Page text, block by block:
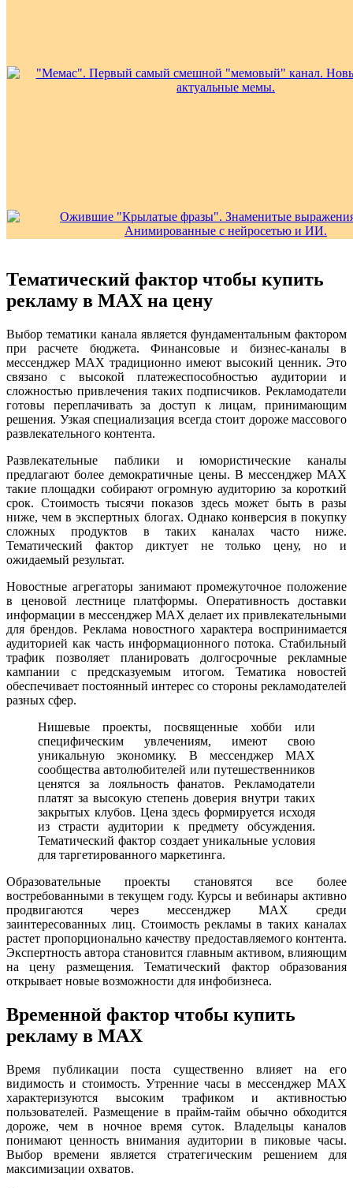
Тематический фактор чтобы купить
рекламу в MAX на цену
Выбор тематики канала является фундаментальным фактором
при расчете бюджета. Финансовые и бизнес-каналы в
мессенджер MAX традиционно имеют высокий ценник. Это
связано с высокой платежеспособностью аудитории и
сложностью привлечения таких подписчиков. Рекламодатели
готовы переплачивать за доступ к лицам, принимающим
решения. Узкая специализация всегда стоит дороже массового
развлекательного контента.
Развлекательные паблики и юмористические каналы
предлагают более демократичные цены. В мессенджер MAX
такие площадки собирают огромную аудиторию за короткий
срок. Стоимость тысячи показов здесь может быть в разы
ниже, чем в экспертных блогах. Однако конверсия в покупку
сложных продуктов в таких каналах часто ниже.
Тематический фактор диктует не только цену, но и
ожидаемый результат.
Новостные агрегаторы занимают промежуточное положение
в ценовой лестнице платформы. Оперативность доставки
информации в мессенджер MAX делает их привлекательными
для брендов. Реклама новостного характера воспринимается
аудиторией как часть информационного потока. Стабильный
трафик позволяет планировать долгосрочные рекламные
кампании с предсказуемым итогом. Тематика новостей
обеспечивает постоянный интерес со стороны рекламодателей
разных сфер.
Нишевые проекты, посвященные хобби или
специфическим увлечениям, имеют свою
уникальную экономику. В мессенджер MAX
сообщества автолюбителей или путешественников
ценятся за лояльность фанатов. Рекламодатели
платят за высокую степень доверия внутри таких
закрытых клубов. Цена здесь формируется исходя
из страсти аудитории к предмету обсуждения.
Тематический фактор создает уникальные условия
для таргетированного маркетинга.
Образовательные проекты становятся все более
востребованными в текущем году. Курсы и вебинары активно
продвигаются через мессенджер MAX среди
заинтересованных лиц. Стоимость рекламы в таких каналах
растет пропорционально качеству предоставляемого контента.
Экспертность автора становится главным активом, влияющим
на цену размещения. Тематический фактор образования
открывает новые возможности для инфобизнеса.
Временной фактор чтобы купить
рекламу в MAX
Время публикации поста существенно влияет на его
видимость и стоимость. Утренние часы в мессенджер MAX
характеризуются высоким трафиком и активностью
пользователей. Размещение в прайм-тайм обычно обходится
дороже, чем в ночное время суток. Владельцы каналов
понимают ценность внимания аудитории в пиковые часы.
Выбор времени является стратегическим решением для
максимизации охватов.